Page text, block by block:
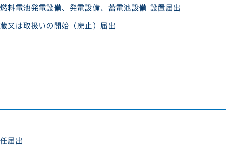
料電池発電設備、発電設備、蓄電池設備 設置届出
又は取扱いの開始（廃止）届出
届出